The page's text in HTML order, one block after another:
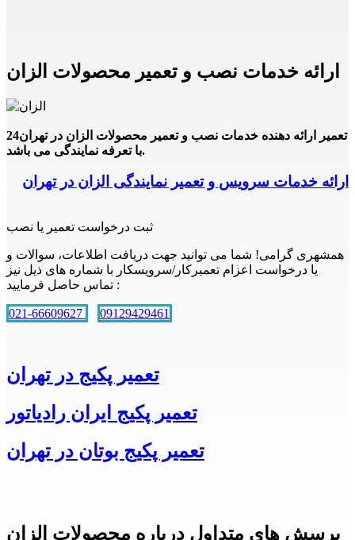
ارائه خدمات نصب و تعمیر محصولات الزان
24تعمیر ارائه دهنده خدمات نصب و تعمیر محصولات الزان در تهران
با تعرفه نمایندگی می باشد.
ارائه خدمات سرویس و تعمیر نمایندگی الزان در تهران
ثبت درخواست تعمیر یا نصب
همشهری گرامی! شما می توانید جهت دریافت اطلاعات، سوالات و
یا درخواست اعزام تعمیرکار/سرویسکار با شماره های ذیل نیز
تماس حاصل فرمایید :
021-66609627 09129429461
تعمیر پکیج در تهران
تعمیر پکیج ایران رادیاتور
تعمیر پکیج بوتان در تهران
پرسش های متداول درباره محصولات الزان